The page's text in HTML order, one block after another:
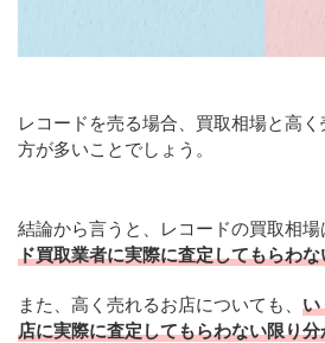
レコードを売る場合、買取相場と高
方が多いことでしょう。
結論から言うと、レコードの買取相場
ド買取業者に実際に査定してもらわ
また、高く売れるお店についても、 い
店に実際に査定してもらわない限り